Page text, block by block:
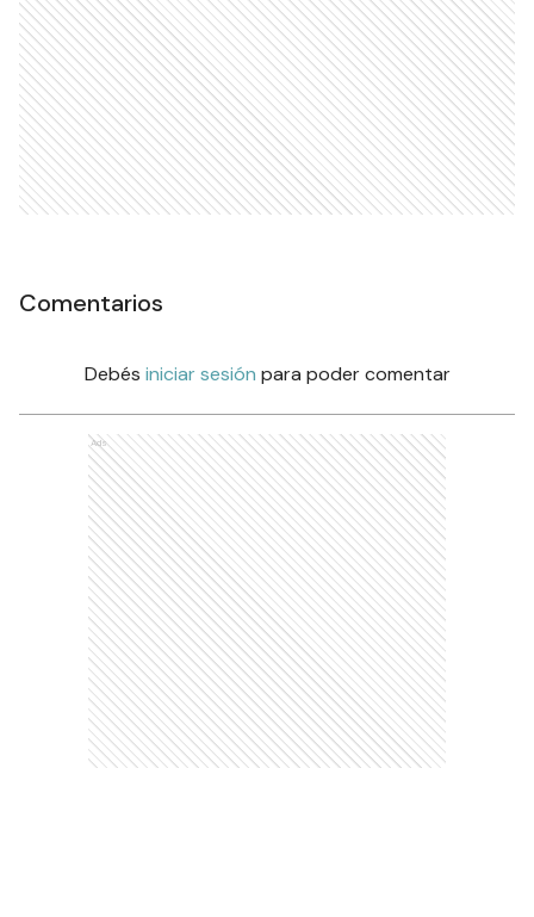
Comentarios
Debés iniciar sesión para poder comentar
Ads